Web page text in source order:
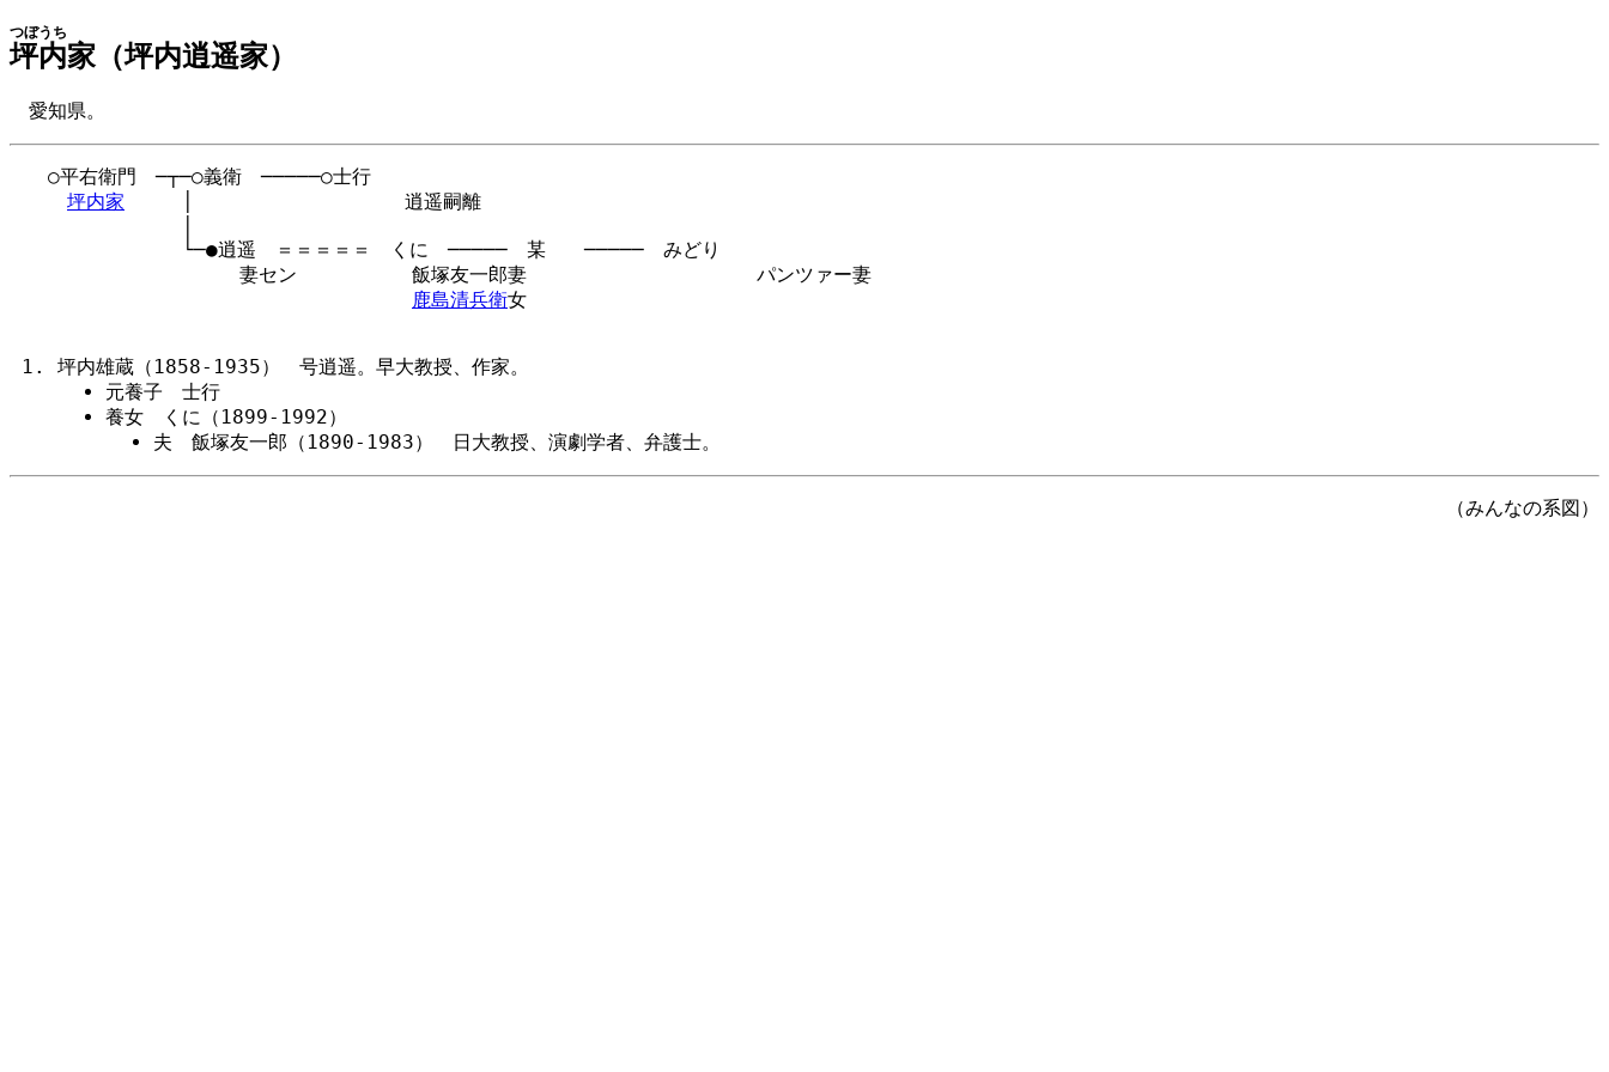
坪内
つぼうち
家（坪内逍遥家）
愛知県。
○平右衛門　─┬─○義衛　─────○士行
坪内家 │　　　　　　　　　　　逍遥嗣離
└─●逍遥　＝＝＝＝＝　くに　─────　某　　─────　みどり
妻セン　　　　　　飯塚友一郎妻　　　　　　　　　　　　パンツァー妻
鹿島清兵衛女
坪内雄蔵（1858-1935） 号逍遥。早大教授、作家。
元養子 士行
養女 くに（1899-1992）
夫 飯塚友一郎（1890-1983） 日大教授、演劇学者、弁護士。
（みんなの系図）